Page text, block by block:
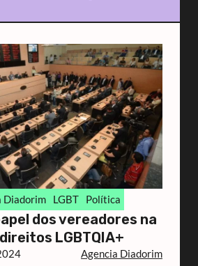
Diadorim LGBT Política
dos vereadores na
LGBTQIA+
Agencia Diadorim